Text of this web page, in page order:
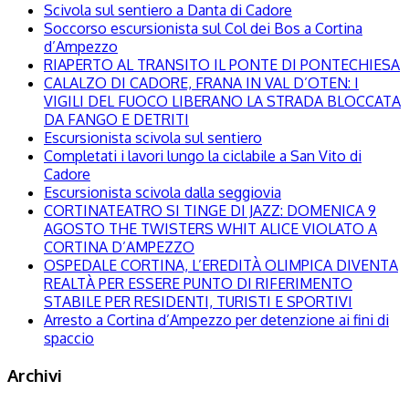
Scivola sul sentiero a Danta di Cadore
Soccorso escursionista sul Col dei Bos a Cortina
d’Ampezzo
RIAPERTO AL TRANSITO IL PONTE DI PONTECHIESA
CALALZO DI CADORE, FRANA IN VAL D’OTEN: I
VIGILI DEL FUOCO LIBERANO LA STRADA BLOCCATA
DA FANGO E DETRITI
Escursionista scivola sul sentiero
Completati i lavori lungo la ciclabile a San Vito di
Cadore
Escursionista scivola dalla seggiovia
CORTINATEATRO SI TINGE DI JAZZ: DOMENICA 9
AGOSTO THE TWISTERS WHIT ALICE VIOLATO A
CORTINA D’AMPEZZO
OSPEDALE CORTINA, L’EREDITÀ OLIMPICA DIVENTA
REALTÀ PER ESSERE PUNTO DI RIFERIMENTO
STABILE PER RESIDENTI, TURISTI E SPORTIVI
Arresto a Cortina d’Ampezzo per detenzione ai fini di
spaccio
Archivi